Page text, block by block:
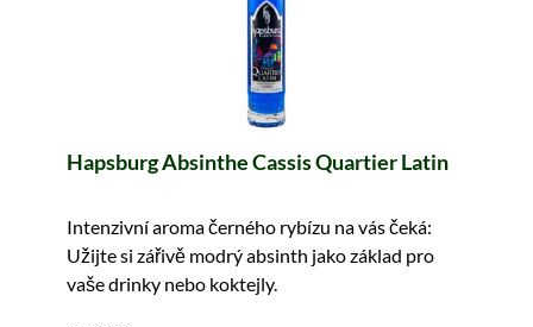
Hapsburg Absinthe Cassis Quartier Latin
Intenzivní aroma černého rybízu na vás čeká:
Užijte si zářivě modrý absinth jako základ pro
vaše drinky nebo koktejly.